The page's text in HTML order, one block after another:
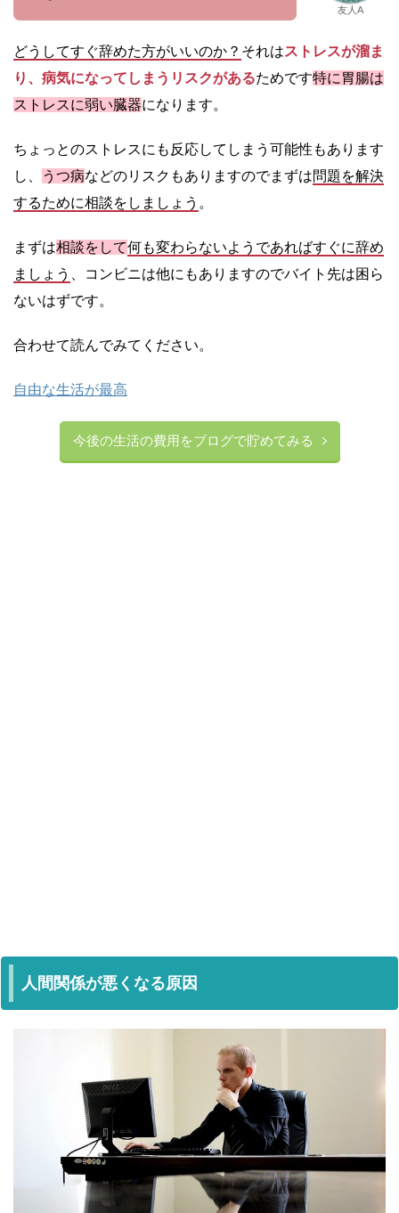
友人A
どうしてすぐ辞めた方がいいのか？ それはストレスが溜ま
り、病気になってしまうリスクがあるためです特に胃腸は
ストレスに弱い臓器になります。
ちょっとのストレスにも反応してしまう可能性もあります
し、
うつ病などのリスクもありますのでまずは問題を解決
するために相談をしましょう 。
まずは相談をして何も変わらないようであればすぐに辞め
ましょう
、コンビニは他にもありますのでバイト先は困ら
ないはずです。
合わせて読んでみてください。
自由な生活が最高
今後の生活の費用をブログで貯めてみる
人間関係が悪くなる原因